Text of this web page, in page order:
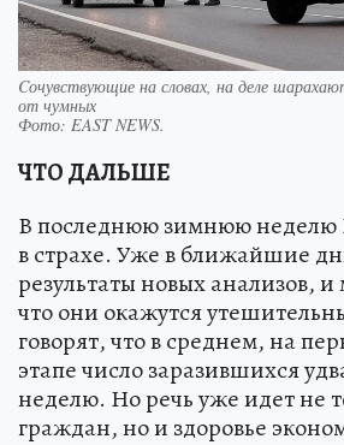
Cочувствующие на словах, на деле
от чумных
Фото: EAST NEWS.
ЧТО ДАЛЬШЕ
В последнюю зимнюю неделю
в страхе. Уже в ближайшие
результаты новых анализов,
что они окажутся
говорят, что в среднем, на
этапе число заразившихся
неделю. Но речь уже идет не
граждан, но и здоровье